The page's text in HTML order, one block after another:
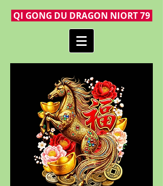
QI GONG DU DRAGON NIORT 79